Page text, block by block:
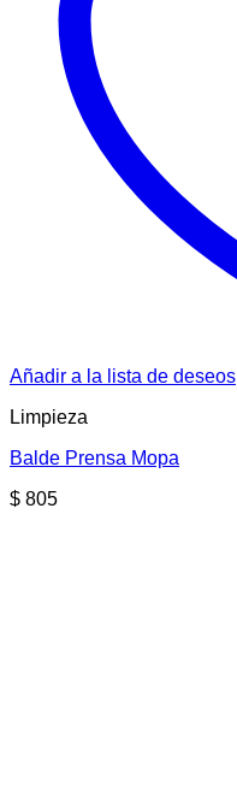
Añadir a la lista de deseos
Limpieza
Balde Prensa Mopa
$ 805